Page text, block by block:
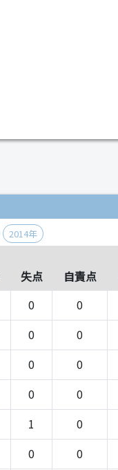
2014年
失点 自責点
0 0
0 0
0 0
0 0
1 0
0 0